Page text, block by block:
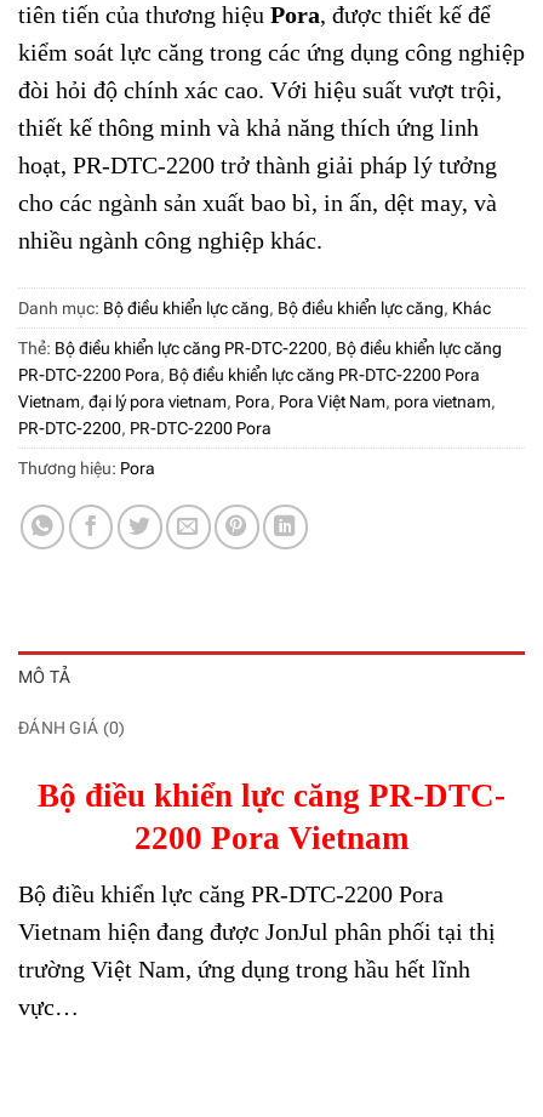
tiên tiến của thương hiệu Pora, được thiết kế để
kiểm soát lực căng trong các ứng dụng công nghiệp
đòi hỏi độ chính xác cao. Với hiệu suất vượt trội,
thiết kế thông minh và khả năng thích ứng linh
hoạt, PR-DTC-2200 trở thành giải pháp lý tưởng
cho các ngành sản xuất bao bì, in ấn, dệt may, và
nhiều ngành công nghiệp khác.
Danh mục: Bộ điều khiển lực căng, Bộ điều khiển lực căng, Khác
Thẻ: Bộ điều khiển lực căng PR-DTC-2200, Bộ điều khiển lực căng
PR-DTC-2200 Pora, Bộ điều khiển lực căng PR-DTC-2200 Pora
Vietnam, đại lý pora vietnam, Pora, Pora Việt Nam, pora vietnam,
PR-DTC-2200, PR-DTC-2200 Pora
Thương hiệu: Pora
MÔ TẢ
ĐÁNH GIÁ (0)
Bộ điều khiển lực căng PR-DTC-
2200 Pora Vietnam
Bộ điều khiển lực căng PR-DTC-2200 Pora
Vietnam hiện đang được JonJul phân phối tại thị
trường Việt Nam, ứng dụng trong hầu hết lĩnh
vực…